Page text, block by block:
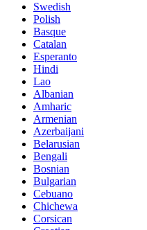
Swedish
Polish
Basque
Catalan
Esperanto
Hindi
Lao
Albanian
Amharic
Armenian
Azerbaijani
Belarusian
Bengali
Bosnian
Bulgarian
Cebuano
Chichewa
Corsican